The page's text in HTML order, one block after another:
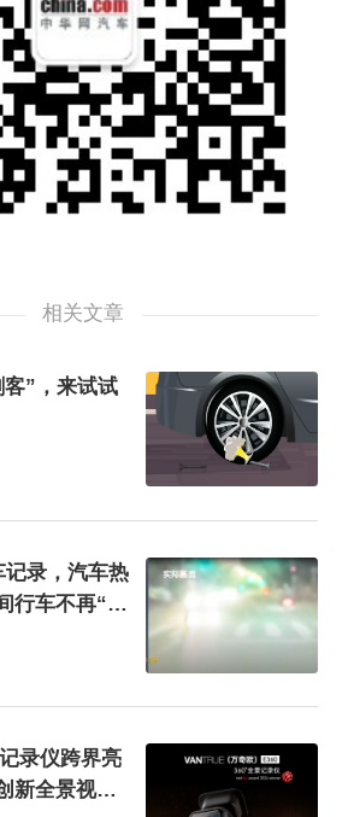
用静电贴，不容易脱落，也不
玻璃上。
都可以连接手机，是否还需要
看，但是操作起来并不是很方
行驶过程中更方便操作。
相关文章
”，来试试
录，汽车热
行车不再“步
录仪跨界亮
新全景视角